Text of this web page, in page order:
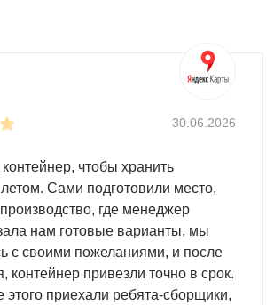
30.06.2026
чтобы хранить
Сами подготовили место,
где менеджер
нам готовые варианты, мы
с своими пожеланиями, и после
контейнер привезли точно в срок.
этого приехали ребята-сборщики,